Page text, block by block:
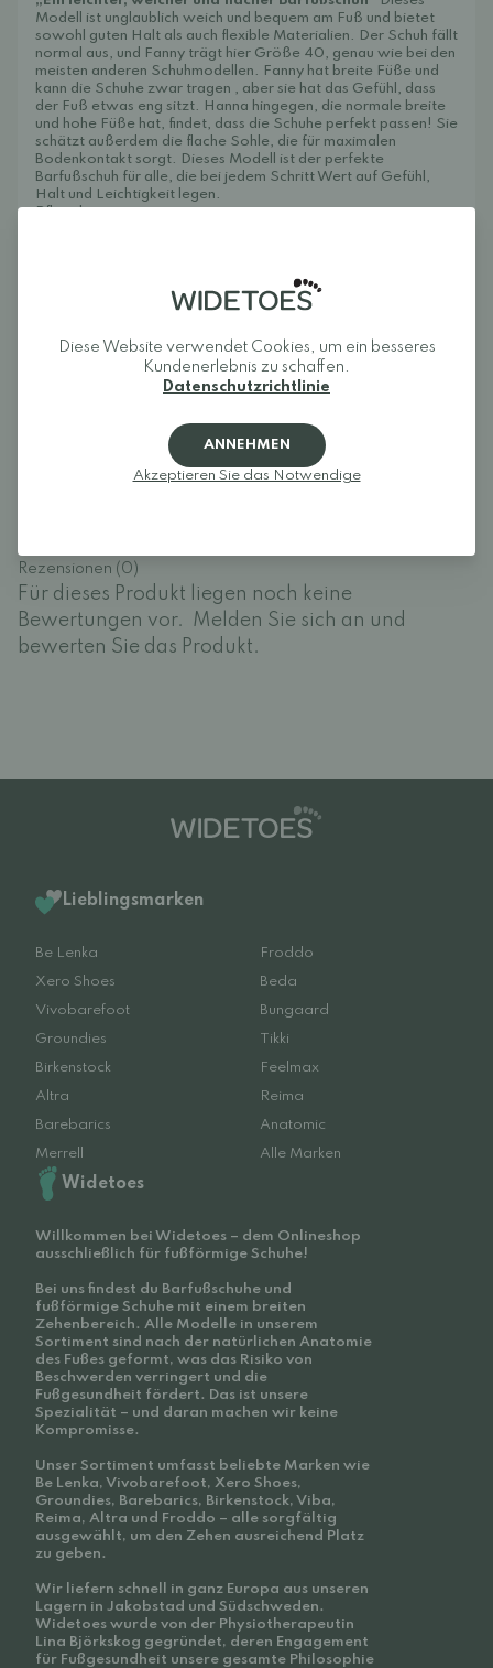
Modell ist unglaublich weich und bequem am Fuß und bietet
sowohl guten Halt als auch flexible Materialien. Der Schuh fällt
normal aus, und Fanny trägt hier Größe 40, genau wie bei den
meisten anderen Schuhmodellen. Fanny hat breite Füße und
kann die Schuhe zwar tragen , aber sie hat das Gefühl, dass
der Fuß etwas eng sitzt. Hanna hingegen, die normale breite
und hohe Füße hat, findet, dass die Schuhe perfekt passen! Sie
schätzt außerdem die flache Sohle, die für maximalen
Bodenkontakt sorgt. Dieses Modell ist der perfekte
Barfußschuh für alle, die bei jedem Schritt Wert auf Gefühl,
Halt und Leichtigkeit legen.
Pflegehinweise:
in der Waschmaschine gewaschen werden;
verwenden Sie gegebenenfalls einen Wäschesack.
Rezensionen
Melden Sie sich an und bewerten Sie das Produkt.
Rezensionen (0)
Für dieses Produkt liegen noch keine
Bewertungen vor.
Melden Sie sich an und
bewerten Sie das Produkt.
Lieblingsmarken
Be Lenka
Froddo
Xero Shoes
Beda
Vivobarefoot
Bungaard
Groundies
Tikki
Birkenstock
Feelmax
Altra
Reima
Barebarics
Anatomic
Merrell
Alle Marken
Widetoes
Willkommen bei Widetoes – dem Onlineshop
ausschließlich für fußförmige Schuhe!
Bei uns findest du Barfußschuhe und
fußförmige Schuhe mit einem breiten
Zehenbereich. Alle Modelle in unserem
Sortiment sind nach der natürlichen Anatomie
des Fußes geformt, was das Risiko von
Beschwerden verringert und die
Fußgesundheit fördert. Das ist unsere
Spezialität – und daran machen wir keine
Kompromisse.
Unser Sortiment umfasst beliebte Marken wie
Be Lenka, Vivobarefoot, Xero Shoes,
Groundies, Barebarics, Birkenstock, Viba,
Reima, Altra und Froddo – alle sorgfältig
ausgewählt, um den Zehen ausreichend Platz
zu geben.
Wir liefern schnell in ganz Europa aus unseren
Lagern in Jakobstad und Südschweden.
Widetoes wurde von der Physiotherapeutin
Lina Björkskog gegründet, deren Engagement
für Fußgesundheit unsere gesamte Philosophie
Diese Website verwendet Cookies, um ein besseres
Kundenerlebnis zu schaffen.
Datenschutzrichtlinie
ANNEHMEN
Akzeptieren Sie das Notwendige